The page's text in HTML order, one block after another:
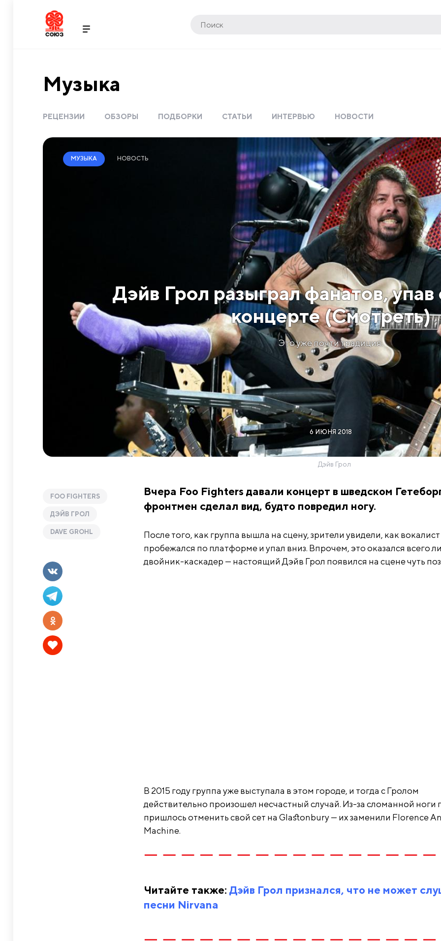
Музыка
РЕЦЕНЗИИ ОБЗОРЫ ПОДБОРКИ СТАТЬИ ИНТЕРВЬЮ НОВОСТИ
Дэйв Грол разыграл фанатов,
концерте (Смотреть)
Это уже почти традиция.
МУЗЫКА НОВОСТЬ
6 ИЮНЯ 2018
Дэйв Грол
FOO FIGHTERS
ДЭЙВ ГРОЛ
DAVE GROHL
Вчера Foo Fighters давали концерт в шведском
фронтмен сделал вид, будто повредил ногу.
После того, как группа вышла на сцену, зрители увидели, как вокалист
пробежался по платформе и упал вниз. Впрочем, это оказался всего
двойник-каскадер — настоящий Дэйв Грол появился на сцене чуть
В 2015 году группа уже выступала в этом городе, и тогда с Гролом
действительно произошел несчастный случай. Из-за сломанной ноги
пришлось отменить свой сет на Glastonbury — их заменили Florence
Machine.
Читайте также: Дэйв Грол признался, что не может
песни Nirvana